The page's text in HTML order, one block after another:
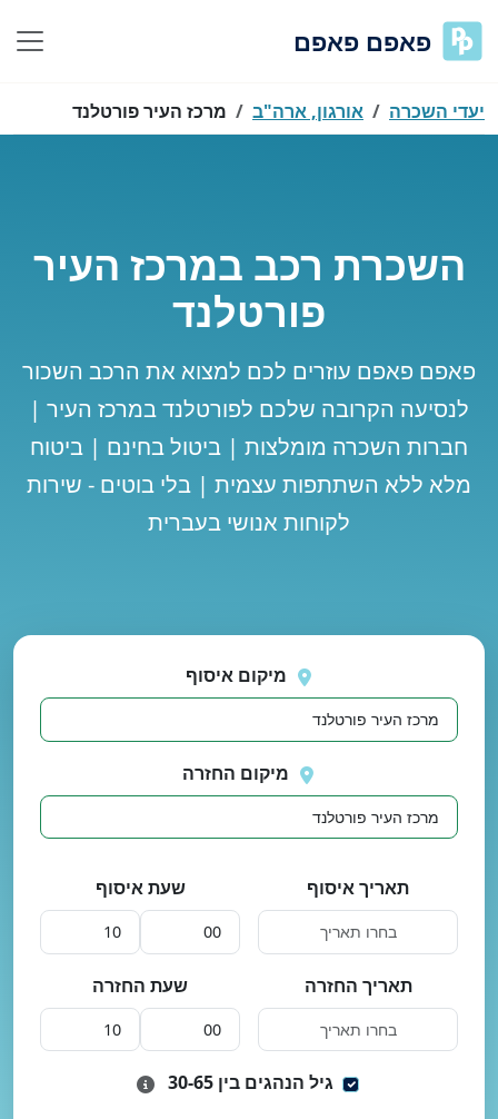
פאפם פאפם
יעדי השכרה אורגון, ארה"ב מרכז העיר פורטלנד
השכרת רכב במרכז העיר
פורטלנד
פאפם פאפם עוזרים לכם למצוא את הרכב השכור
לנסיעה הקרובה שלכם לפורטלנד במרכז העיר |
חברות השכרה מומלצות | ביטול בחינם | ביטוח
מלא ללא השתתפות עצמית | בלי בוטים - שירות
לקוחות אנושי בעברית
שוב
מיקום איסוף
מיקום החזרה
תאריך איסוף שעת איסוף
תאריך החזרה שעת החזרה
גיל הנהגים בין 30-65